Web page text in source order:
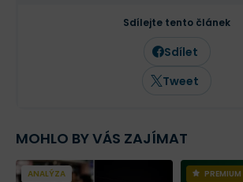
společnosti a value
článcích se věnuje
strategiím, psychologii
analýze jednotlivých akcií.
Sdílejte tento článek
Sdílet
Tweet
MOHLO BY VÁS ZAJÍMAT
ANALÝZA PREMIUM